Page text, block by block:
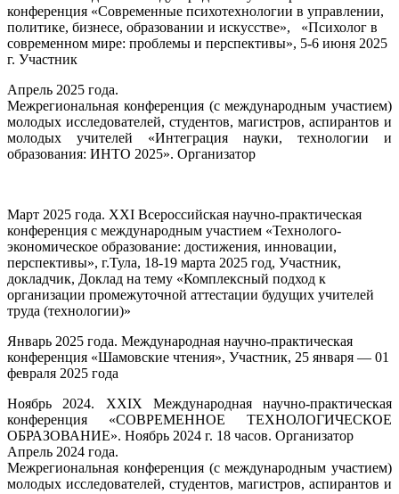
конференция «Современные психотехнологии в управлении,
политике, бизнесе, образовании и искусстве», «Психолог в
современном мире: проблемы и перспективы», 5-6 июня 2025
г. Участник
Апрель 2025 года.
Межрегиональная конференция (с международным участием)
молодых исследователей, студентов, магистров, аспирантов и
молодых учителей «Интеграция науки, технологии и
образования: ИНТО 2025». Организатор
Март 2025 года. XXI Всероссийская научно-практическая
конференция с международным участием «Технолого-
экономическое образование: достижения, инновации,
перспективы», г.Тула, 18-19 марта 2025 год, Участник,
докладчик, Доклад на тему «Комплексный подход к
организации промежуточной аттестации будущих учителей
труда (технологии)»
Январь 2025 года. Международная научно-практическая
конференция «Шамовские чтения», Участник, 25 января — 01
февраля 2025 года
Ноябрь 2024. XXIX Международная научно-практическая
конференция «СОВРЕМЕННОЕ ТЕХНОЛОГИЧЕСКОЕ
ОБРАЗОВАНИЕ». Ноябрь 2024 г. 18 часов. Организатор
Апрель 2024 года.
Межрегиональная конференция (с международным участием)
молодых исследователей, студентов, магистров, аспирантов и